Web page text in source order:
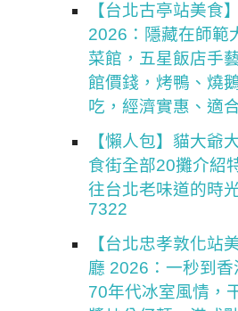
【台北古亭站美食
2026：隱藏在師範
菜館，五星飯店手
館價錢，烤鴨、燒
吃，經濟實惠、適
【懶人包】貓大爺
食街全部20攤介紹
往台北老味道的時
7322
【台北忠孝敦化站
廳 2026：一秒到
70年代冰室風情，